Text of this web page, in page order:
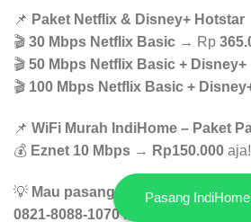
📌 Paket Netflix & Disney+ Hotstar
🎬 30 Mbps Netflix Basic → Rp
🎬 50 Mbps Netflix Basic + Disney+
🎬 100 Mbps Netflix Basic +
📌 WiFi Murah IndiHome – Paket
💰 Eznet 10 Mbps → Rp150.000 aja!
💡 Mau pasang WiFi yg murah dan
0821-8088-1070 buat konsultasi
Pasang